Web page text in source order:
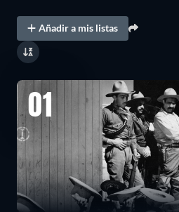
Añadir a mis listas
01